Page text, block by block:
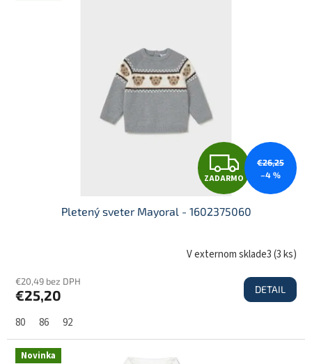
Z
A
D
A
R
ZADARMO
€26,25
–4 %
Pletený sveter Mayoral - 1602375060
V externom sklade3(3 ks)
€20,49 bez DPH
€25,20 DETAIL
80 86 92
Novinka